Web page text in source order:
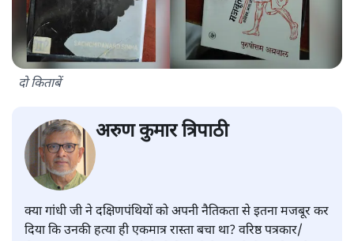
दो किताबें
अरुण कुमार त्रिपाठी
क्या गांधी जी ने दक्षिणपंथियों को अपनी नैतिकता से इतना मजबूर कर
दिया कि उनकी हत्या ही एकमात्र रास्ता बचा था? वरिष्ठ पत्रकार/